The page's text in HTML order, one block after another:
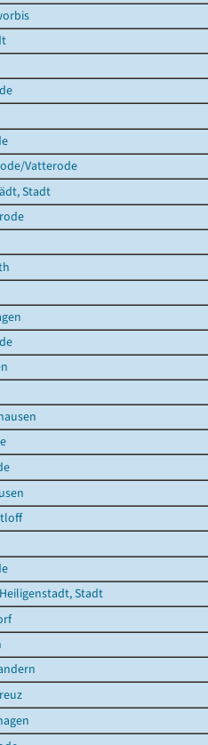
Vatterode
Stadt
Stadt